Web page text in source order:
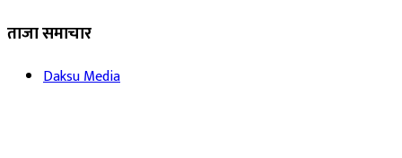
ताजा समाचार
Daksu Media